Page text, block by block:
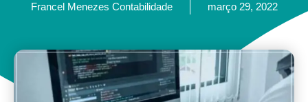
Francel Menezes Contabilidade março 29, 2022